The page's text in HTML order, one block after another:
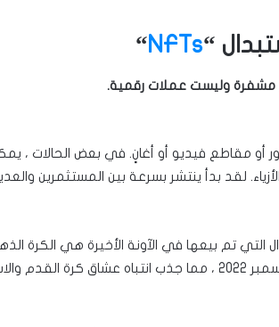
“
NFTs
“
مشفرة وليست عملات رقمية.
أو مقاطع فيديو أو أغانٍ. في بعض الحالات ،
لقد بدأ ينتشر بسرعة بين المستثمرين
الفائز بالمزاد على أصول رقمية في ديسمبر 2022 ، مما جذب انتباه